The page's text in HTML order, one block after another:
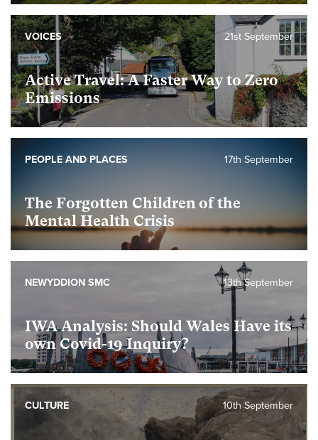
Active Travel: A Faster Way to Zero
Emissions
21st September
VOICES
The Forgotten Children of the
Mental Health Crisis
17th September
PEOPLE AND PLACES
IWA Analysis: Should Wales Have its
own Covid-19 Inquiry?
13th September
NEWYDDION SMC
10th September
CULTURE